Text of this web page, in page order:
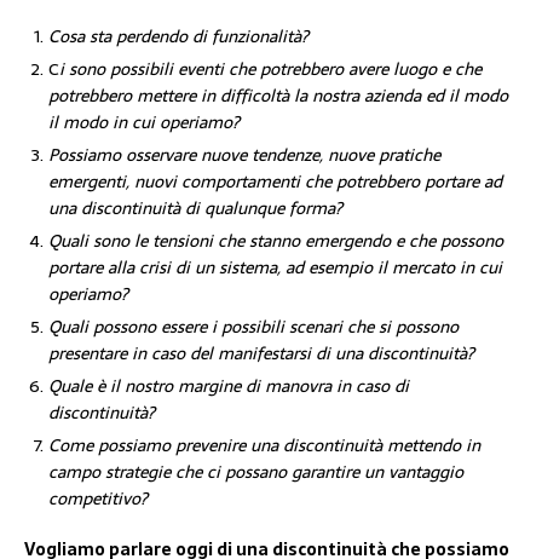
Cosa sta perdendo di funzionalità?
Ci sono possibili eventi che potrebbero avere luogo e che
potrebbero mettere in difficoltà la nostra azienda ed il modo
il modo in cui operiamo?
Possiamo osservare nuove tendenze, nuove pratiche
emergenti, nuovi comportamenti che potrebbero portare ad
una discontinuità di qualunque forma?
Quali sono le tensioni che stanno emergendo e che possono
portare alla crisi di un sistema, ad esempio il mercato in cui
operiamo?
Quali possono essere i possibili scenari che si possono
presentare in caso del manifestarsi di una discontinuità?
Quale è il nostro margine di manovra in caso di
discontinuità?
Come possiamo prevenire una discontinuità mettendo in
campo strategie che ci possano garantire un vantaggio
competitivo?
Vogliamo parlare oggi di una discontinuità che possiamo